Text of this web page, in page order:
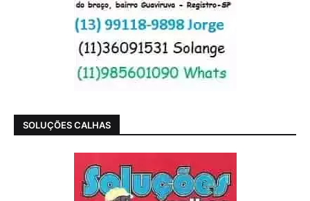
SOLUÇÕES CALHAS